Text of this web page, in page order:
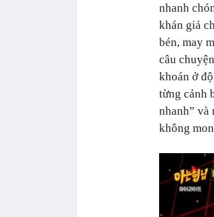
nhanh
khán giả
bén, may
câu
khoán ở
từng cảnh
nhanh” và
không